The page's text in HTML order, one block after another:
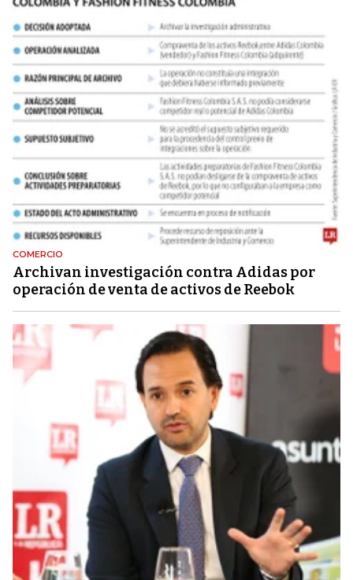
COMERCIO
Archivan investigación contra Adidas por
operación de venta de activos de Reebok